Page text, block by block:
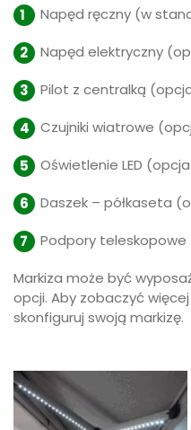
Napęd ręczny (w
Napęd elektryczny
Pilot z centralką
Czujniki wiatrowe
Oświetlenie LED
Daszek – półkaseta
Podpory
Markiza może być
opcji. Aby zobaczyć
skonfiguruj swoją markizę.